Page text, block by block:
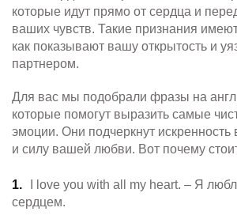
которые идут прямо от сердца и
ваших чувств. Такие признания
как показывают вашу открытость и
партнером.
Для вас мы подобрали фразы на
которые помогут выразить самые
эмоции. Они подчеркнут
и силу вашей любви. Вот почему
I love you with all my heart. – Я
сердцем.